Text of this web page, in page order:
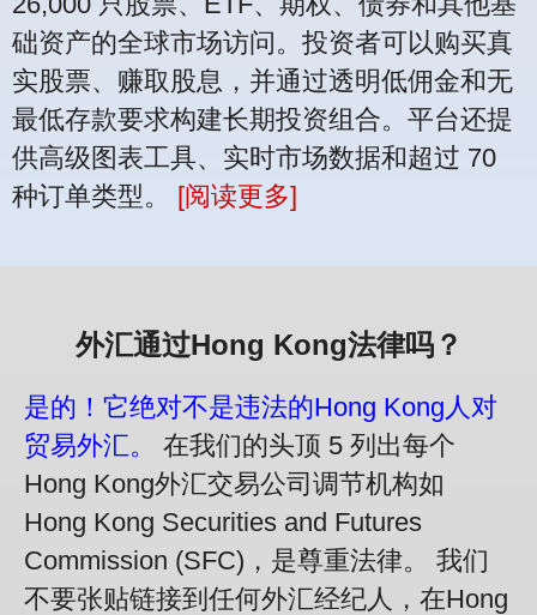
础资产的全球市场访问。投资者可以购买真
实股票、赚取股息，并通过透明低佣金和无
最低存款要求构建长期投资组合。平台还提
供高级图表工具、实时市场数据和超过 70
种订单类型。 [阅读更多]
外汇通过Hong Kong法律吗？
是的！它绝对不是违法的Hong Kong人对
贸易外汇。
在我们的头顶 5 列出每个
Hong Kong外汇交易公司调节机构如
Hong Kong Securities and Futures
Commission (SFC)，是尊重法律。 我们
不要张贴链接到任何外汇经纪人，在Hong